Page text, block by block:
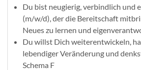
Du bist neugierig, verbindlich und
(m/w/d), der die Bereitschaft
Neues zu lernen und
Du willst Dich weiterentwickeln,
lebendiger Veränderung und
Schema F